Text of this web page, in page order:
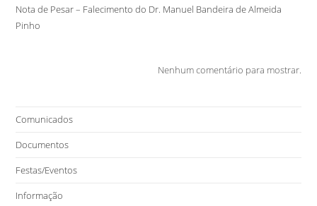
Nota de Pesar – Falecimento do Dr. Manuel Bandeira de Almeida
Pinho
Nenhum comentário para mostrar.
Comunicados
Documentos
Festas/Eventos
Informação